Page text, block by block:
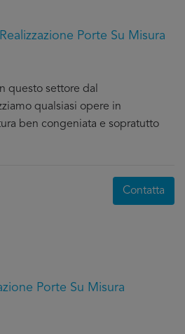
Porte Su Misura
questo settore dal
qualsiasi opere in
ben congeniata e sopratutto
Porte Su Misura
Contatta